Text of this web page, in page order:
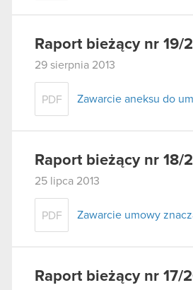
Raport bieżący nr 19/
29 sierpnia 2013
PDF Zawarcie aneksu do
Raport bieżący nr 18/
25 lipca 2013
PDF Zawarcie umowy
Raport bieżący nr 17/